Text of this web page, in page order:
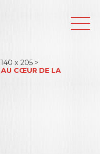
140 x 205 >
AU CŒUR DE LA